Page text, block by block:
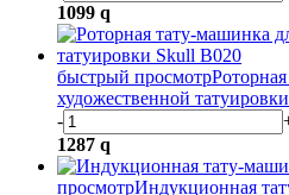
1099 q
быстрый просмотр
художественной
-
1287 q
просмотрИндукционная